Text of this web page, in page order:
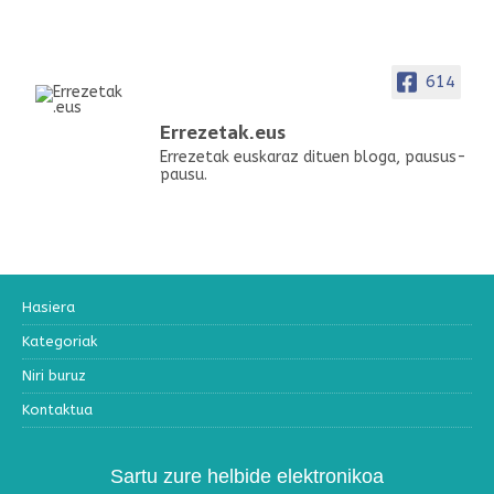
614
Errezetak.eus
Errezetak euskaraz dituen bloga, pausus-
pausu.
Hasiera
Kategoriak
Niri buruz
Kontaktua
Sartu zure helbide elektronikoa